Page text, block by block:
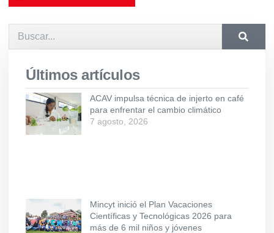
Últimos artículos
ACAV impulsa técnica de injerto en café
para enfrentar el cambio climático
7 agosto, 2026
Mincyt inició el Plan Vacaciones
Científicas y Tecnológicas 2026 para
más de 6 mil niños y jóvenes